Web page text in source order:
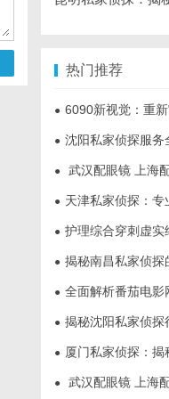
热门推荐
● 6090新视觉：重新
● 沈阳私家侦探服务全面解
● 武汉配眼镜 上海
● 天津私家侦探：专业
● 护理综合穿刺虚实结合如
● 揭秘南昌私家侦探的
● 全面解析番茄电影网
● 揭秘沈阳私家侦探行业的发
● 厦门私家侦探：
● 武汉配眼镜 上海